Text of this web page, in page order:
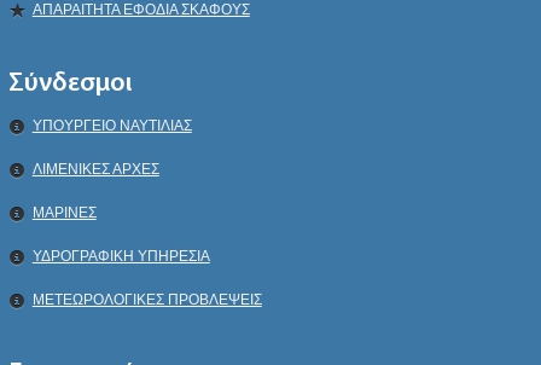
ΑΠΑΡΑΙΤΗΤΑ ΕΦΟΔΙΑ ΣΚΑΦΟΥΣ
Σύνδεσμοι
ΥΠΟΥΡΓΕΙΟ ΝΑΥΤΙΛΙΑΣ
ΛΙΜΕΝΙΚΕΣ ΑΡΧΕΣ
ΜΑΡΙΝΕΣ
ΥΔΡΟΓΡΑΦΙΚΗ ΥΠΗΡΕΣΙΑ
ΜΕΤΕΩΡΟΛΟΓΙΚΕΣ ΠΡΟΒΛΕΨΕΙΣ